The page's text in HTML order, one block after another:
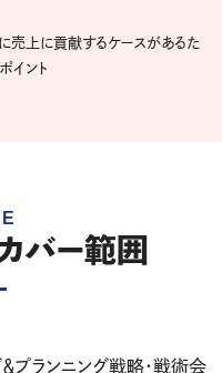
売上に貢献するケースがあるた
イント
バー範囲
プランニング戦略・戦術会